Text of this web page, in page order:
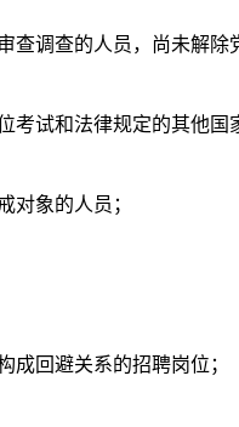
查调查的人员，尚未解除
考试和法律规定的其他
对象的人员；
成回避关系的招聘岗位；